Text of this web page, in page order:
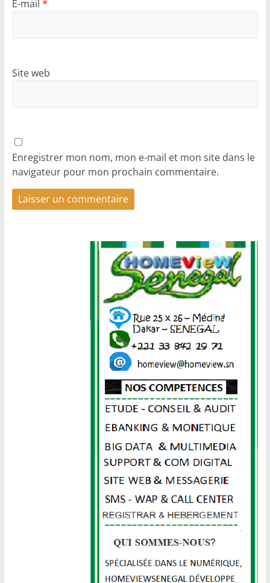
E-mail *
Site web
Enregistrer mon nom, mon e-mail et mon site dans le
navigateur pour mon prochain commentaire.